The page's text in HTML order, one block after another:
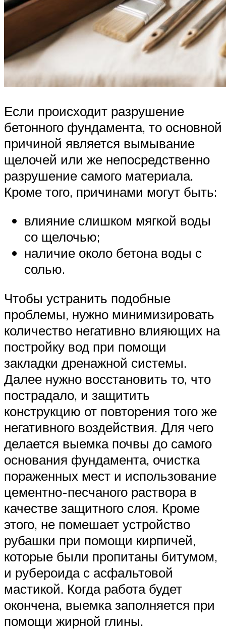
Если происходит разрушение
бетонного фундамента, то основной
причиной является вымывание
щелочей или же непосредственно
разрушение самого материала.
Кроме того, причинами могут быть:
влияние слишком мягкой воды
со щелочью;
наличие около бетона воды с
солью.
Чтобы устранить подобные
проблемы, нужно минимизировать
количество негативно влияющих на
постройку вод при помощи
закладки дренажной системы.
Далее нужно восстановить то, что
пострадало, и защитить
конструкцию от повторения того же
негативного воздействия. Для чего
делается выемка почвы до самого
основания фундамента, очистка
пораженных мест и использование
цементно-песчаного раствора в
качестве защитного слоя. Кроме
этого, не помешает устройство
рубашки при помощи кирпичей,
которые были пропитаны битумом,
и рубероида с асфальтовой
мастикой. Когда работа будет
окончена, выемка заполняется при
помощи жирной глины.